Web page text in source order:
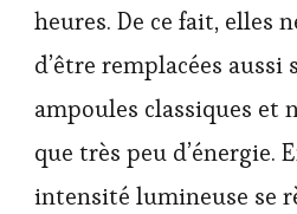
heures. De ce fait, elles
d’être remplacées aussi
ampoules classiques et
que très peu d’énergie.
intensité lumineuse se